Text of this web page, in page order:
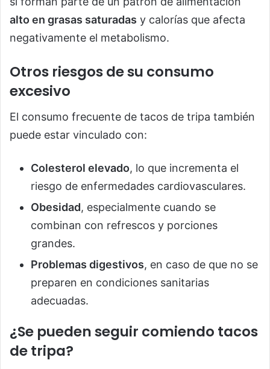
alto en grasas saturadas y calorías que afecta
negativamente el metabolismo.
Otros riesgos de su consumo
excesivo
El consumo frecuente de tacos de tripa también
puede estar vinculado con:
Colesterol elevado, lo que incrementa el
riesgo de enfermedades cardiovasculares.
Obesidad, especialmente cuando se
combinan con refrescos y porciones
grandes.
Problemas digestivos, en caso de que no se
preparen en condiciones sanitarias
adecuadas.
¿Se pueden seguir comiendo tacos
de tripa?